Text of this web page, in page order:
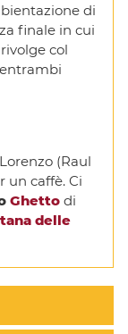
di
finale in cui
col
(Raul
un caffè. Ci
Ghetto di
delle